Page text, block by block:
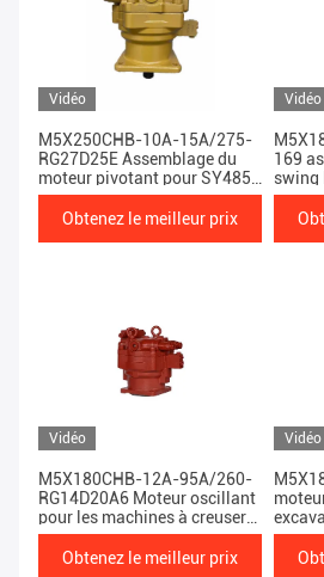
Vidéo
M5X250CHB-10A-15A/275-
RG27D25E Assemblage du
moteur pivotant pour SY485
XE470/490 LG950
Obtenez le meilleur prix
Vidéo
169
swing
Vidéo
M5X180CHB-12A-95A/260-
RG14D20A6 Moteur oscillant
pour les machines à creuser
LG923 LG925
Obtenez le meilleur prix
Vidéo